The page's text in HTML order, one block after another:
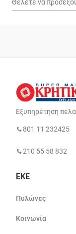
Εξυπηρέτηση
801 11 232425
210 55 58 832
ΕΚΕ
Πυλώνες
Κοινωνία